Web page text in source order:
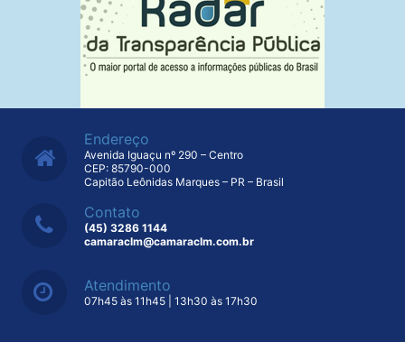
Endereço
Avenida Iguaçu nº 290 – Centro
CEP: 85790-000
Capitão Leônidas Marques – PR – Brasil
Contato
(45) 3286 1144
camaraclm@camaraclm.com.br
Atendimento
07h45 às 11h45 | 13h30 às 17h30